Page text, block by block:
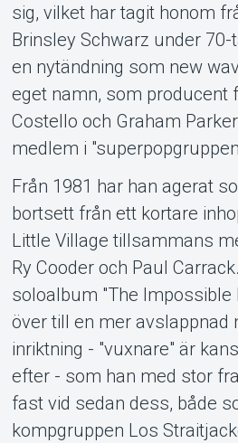
sig, vilket har tagit honom
Brinsley Schwarz under 70-
en nytändning som new
eget namn, som producent
Costello och Graham
medlem i
Från 1981 har han agerat
bortsett från ett kortare
Little Village tillsammans
Ry Cooder och Paul
soloalbum "The Impossible
över till en mer avslappnad
inriktning - "vuxnare" är
efter - som han med stor
fast vid sedan dess, både
kompgruppen Los